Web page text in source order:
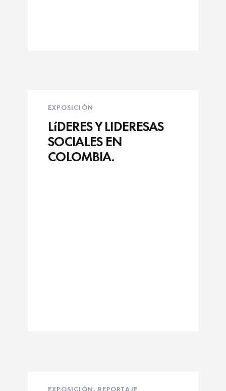
EXPOSICIÓN
LíDERES Y LIDERESAS
SOCIALES EN
COLOMBIA.
EXPOSICIÓN, REPORTAJE